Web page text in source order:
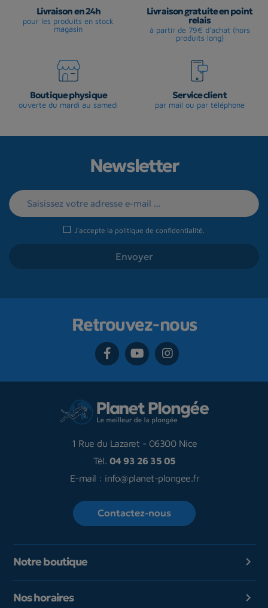
Livraison en 24h
pour les produits en stock
magasin
Livraison gratuite en point
relais
à partir de 79€ d'achat (hors
produits long)
Boutique physique
ouverte du mardi au samedi
Service client
par mail ou par téléphone
Newsletter
J'accepte la politique de confidentialité
Retrouvez-nous
1 Rue du Lazaret - 06300 Nice
Tél. 04 93 26 35 05
E-mail : info@planet-plongee.fr
Contactez-nous
Notre boutique 
Nos horaires 